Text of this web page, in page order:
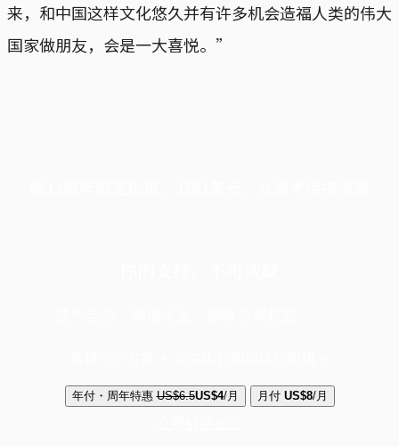
来，和中国这样文化悠久并有许多机会造福人类的伟大
国家做朋友，会是一大喜悦。”
年付・周年特惠 US$6.5US$4/月 月付 US$8/月